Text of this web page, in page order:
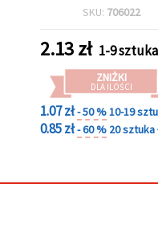
SKU: 706022
2.13zł 1-9 sztuka
ZNIŻKI
DLA ILOŚCI
1.07 zł- 50 %10-19
0.85 zł- 60 % 20 sztuka